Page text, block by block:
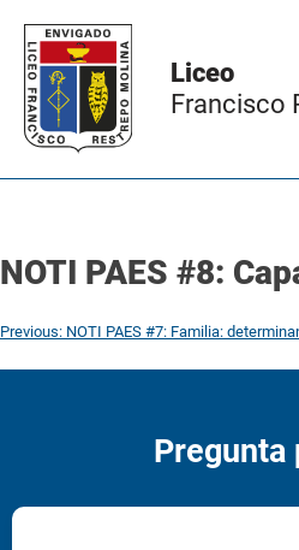
Liceo
Francisco
NOTI PAES #8:
Previous: NOTI PAES #7: Familia:
Pregunta